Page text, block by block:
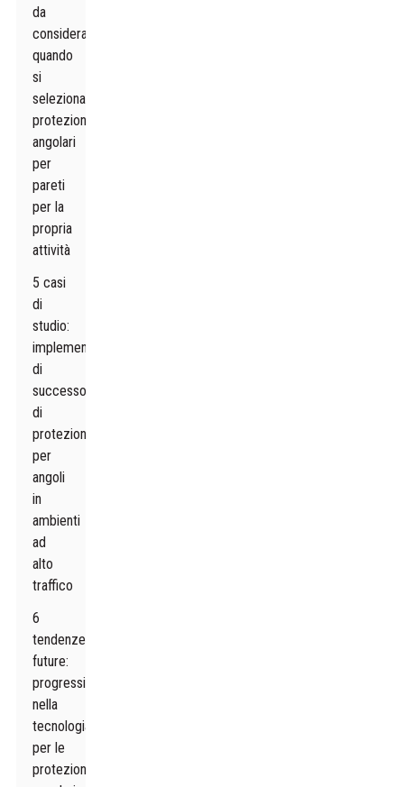
da
considerare
quando
si
selezionano
protezioni
angolari
per
pareti
per la
propria
attività
5 casi
di
studio:
implementazioni
di
successo
di
protezioni
per
angoli
in
ambienti
ad
alto
traffico
6
tendenze
future:
progressi
nella
tecnologia
per le
protezioni